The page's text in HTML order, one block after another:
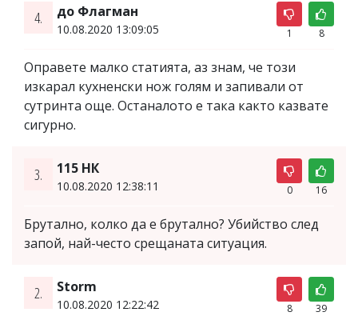
4. до Флагман
10.08.2020 13:09:05 1 8
Оправете малко статията, аз знам, че този
изкарал кухненски нож голям и запивали от
сутринта още. Останалото е така както казвате
сигурно.
3. 115 НК
10.08.2020 12:38:11 0 16
Брутално, колко да е брутално? Убийство след
запой, най-често срещаната ситуация.
2. Storm
10.08.2020 12:22:42 8 39